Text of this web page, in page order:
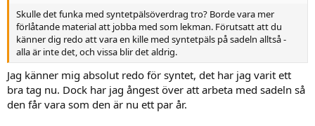
Skulle det funka med syntetpälsöverdrag tro? Borde vara mer
förlåtande material att jobba med som lekman. Förutsatt att du
känner dig redo att vara en kille med syntetpäls på sadeln alltså -
alla är inte det, och vissa blir det aldrig.
Jag känner mig absolut redo för syntet, det har jag varit ett
bra tag nu. Dock har jag ångest över att arbeta med sadeln så
den får vara som den är nu ett par år.